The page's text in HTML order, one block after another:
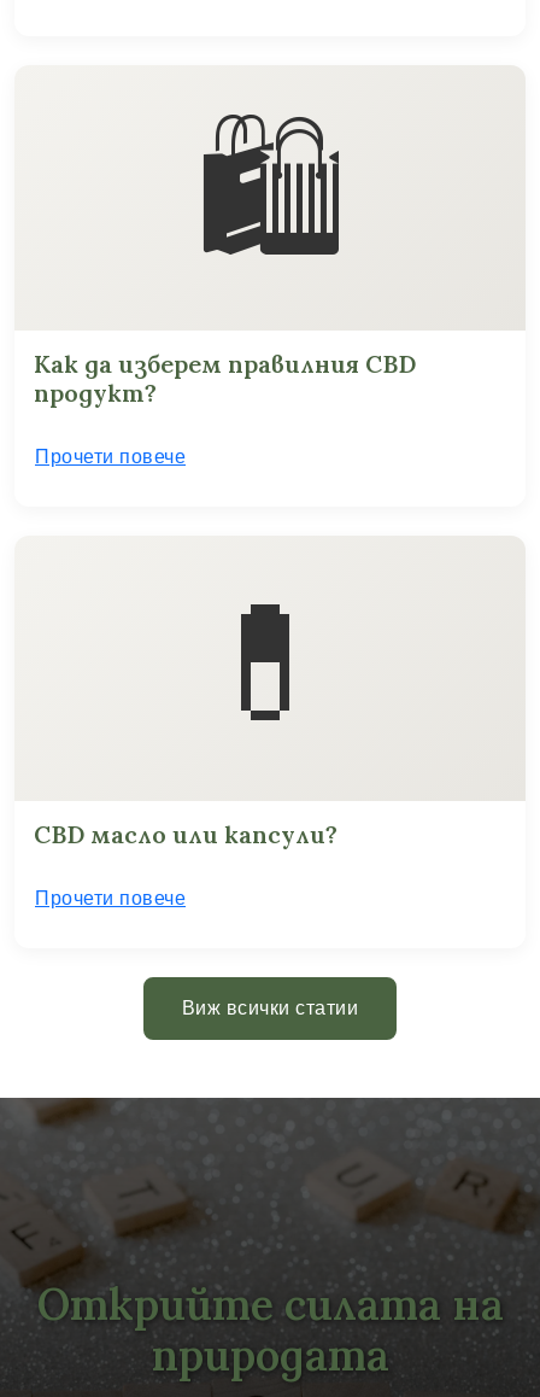
🛍️
Как да изберем правилния CBD
продукт?
Прочети повече
💊
CBD масло или капсули?
Прочети повече
Виж всички статии
Открийте силата на
природата